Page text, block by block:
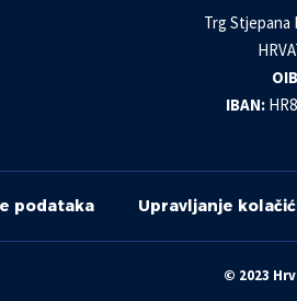
Trg Stjepana
IBAN:
podataka Upravljanje
© 2023